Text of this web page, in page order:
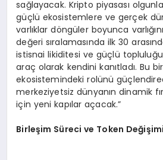
sağlayacak. Kripto piyasası
güçlü ekosistemlere ve gerçek
varlıklar döngüler boyunca
değeri sıralamasında ilk 30
istisnai likiditesi ve güçlü
araç olarak kendini kanıtladı. Bu
ekosistemindeki rolünü
merkeziyetsiz dünyanın dinamik
için yeni kapılar açacak.”
Birleşim Süreci ve Token Değişimi